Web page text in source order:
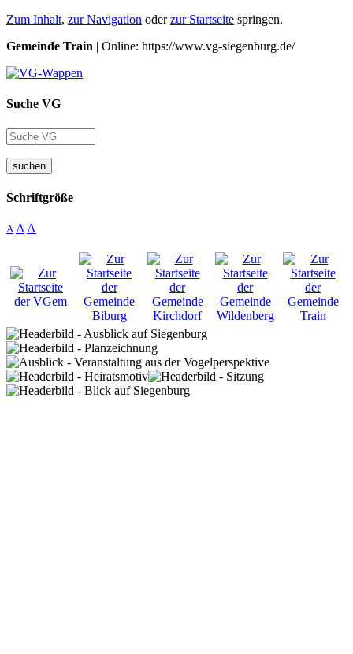
Zum Inhalt, zur Navigation oderzur Startseite springen.
Gemeinde Train | Online: https://www.vg-siegenburg.de/
Suche VG
suchen
Schriftgröße
A A A